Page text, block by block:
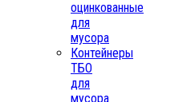
оцинкованные
для
мусора
Контейнеры
ТБО
для
мусора